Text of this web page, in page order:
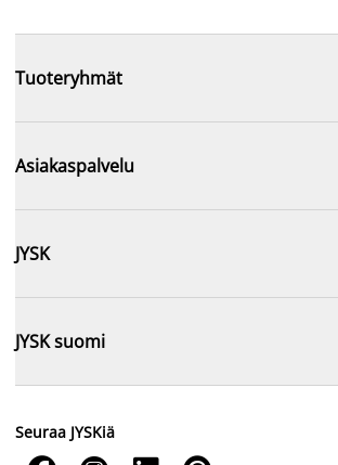
Tuoteryhmät
Asiakaspalvelu
JYSK
JYSK suomi
Seuraa JYSKiä